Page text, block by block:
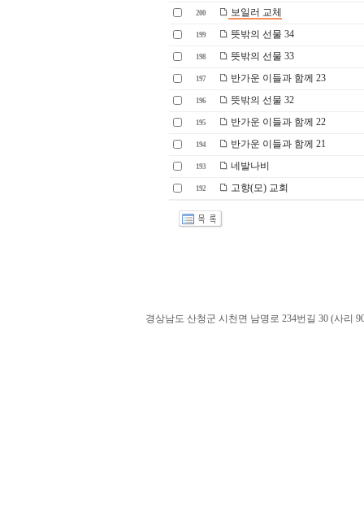
200 보일러 교체
199 뜻밖의 선물 34
198 뜻밖의 선물 33
197 반가운 이들과 함께 23
196 뜻밖의 선물 32
195 반가운 이들과 함께 22
194 반가운 이들과 함께 21
193 네발나비
192 고향(모) 교회
경상남도 산청군 시천면 남명로 234번길 30 (사리